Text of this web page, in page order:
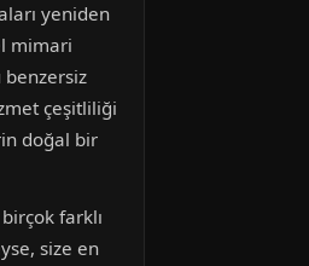
yeniden
mimari
çeşitliliği
doğal bir
farklı
size en